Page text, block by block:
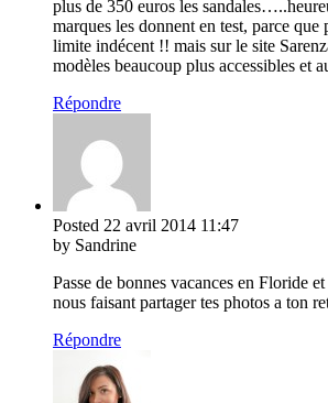
plus de 350 euros les
marques les donnent en test, parce que
limite indécent !! mais sur le site
modèles beaucoup plus accessibles et
Répondre
Posted 22 avril 2014 11:47
by Sandrine
Passe de bonnes vacances en Floride
nous faisant partager tes photos a ton
Répondre